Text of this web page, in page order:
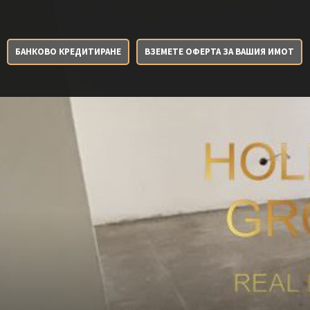
БАНКОВО КРЕДИТИРАНЕ ВЗЕМЕТЕ ОФЕРТА ЗА ВАШИЯ ИМОТ